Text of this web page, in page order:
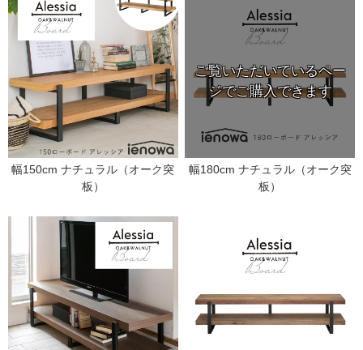
幅150cm ナチュラル（オーク突
板）
幅180cm ナチュラル（オーク突
板）